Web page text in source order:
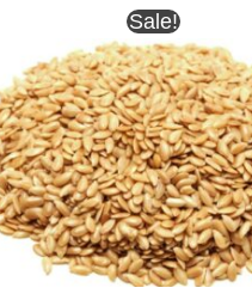
Sale!